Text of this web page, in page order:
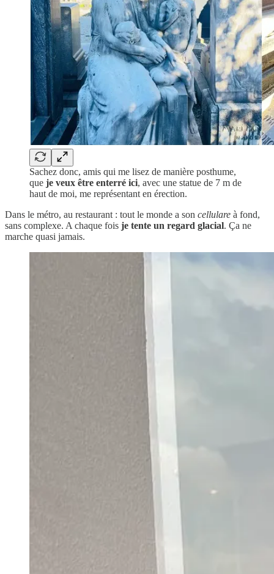
Sachez donc, amis qui me lisez de manière posthume,
que je veux être enterré ici, avec une statue de 7 m de
haut de moi, me représentant en érection.
Dans le métro, au restaurant : tout le monde a son cellulare à fond,
sans complexe. A chaque fois je tente un regard glacial. Ça ne
marche quasi jamais.